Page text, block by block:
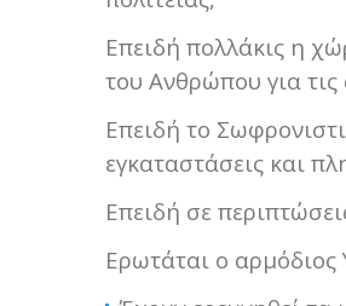
Επειδή πολλάκις η
του Ανθρώπου για
Επειδή το
εγκαταστάσεις και
Επειδή σε
Ερωτάται ο αρμόδιος